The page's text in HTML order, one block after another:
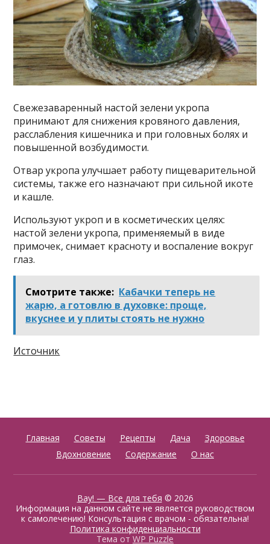
Свежезаваренный настой зелени укропа
принимают для снижения кровяного давления,
расслабления кишечника и при головных болях и
повышенной возбудимости.
Отвар укропа улучшает работу пищеварительной
системы, также его назначают при сильной икоте
и кашле.
Используют укроп и в косметических целях:
настой зелени укропа, применяемый в виде
примочек, снимает красноту и воспаление вокруг
глаз.
Смотрите также: Кабачки теперь не
жарю, а готовлю в духовке: проще,
вкуснее и у плиты стоять не нужно
Источник
Главная Советы Рецепты Дача
Здоровье
Вдохновение
Содержание О нас
Вау! — Все для тебя © 2026
Информация на данном сайте не является руководством
к самолечению! Консультация с врачом - обязательна!
Политика конфиденциальности
Тема от WP Puzzle